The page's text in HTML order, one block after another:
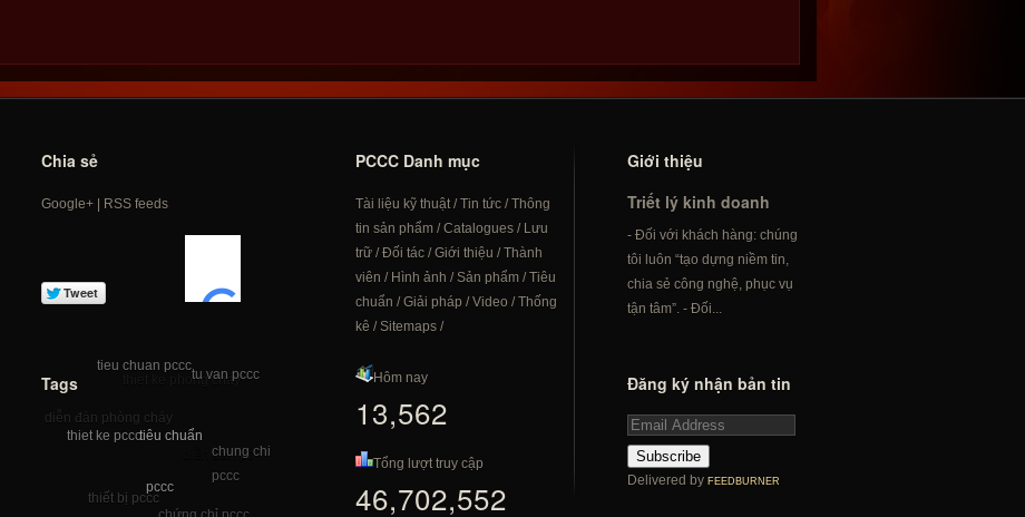
Chia sẻ
Google+| RSS feeds
Tags
tiêu chuẩn
pccc
thiet ke pccc
tieu chuan pccc
tu van pccc
chung chi
pccc
thiết bị pccc
diễn đàn phòng cháy
thiet ke phong chay
diễn đàn pc
pccc chong chay
PCCC Danh mục
Tài liệu kỹ thuật/Tin tức/Thông
tin sản phẩm/Catalogues/ Lưu
trữ/Đối tác/Giới thiệu /Thành
viên / Hình ảnh /Sản phẩm/Tiêu
chuẩn /Giải pháp /Video /Thống
kê /Sitemaps/
Hôm nay
13,562
Tổng lượt truy cập
46,702,552
Giới thiệu
Triết lý kinh doanh
- Đối với khách hàng: chúng
tôi luôn “tạo dựng niềm tin,
chia sẻ công nghệ, phục vụ
tận tâm”. - Đối...
Đăng ký nhận bản tin
Subscribe
Delivered by FEEDBURNER